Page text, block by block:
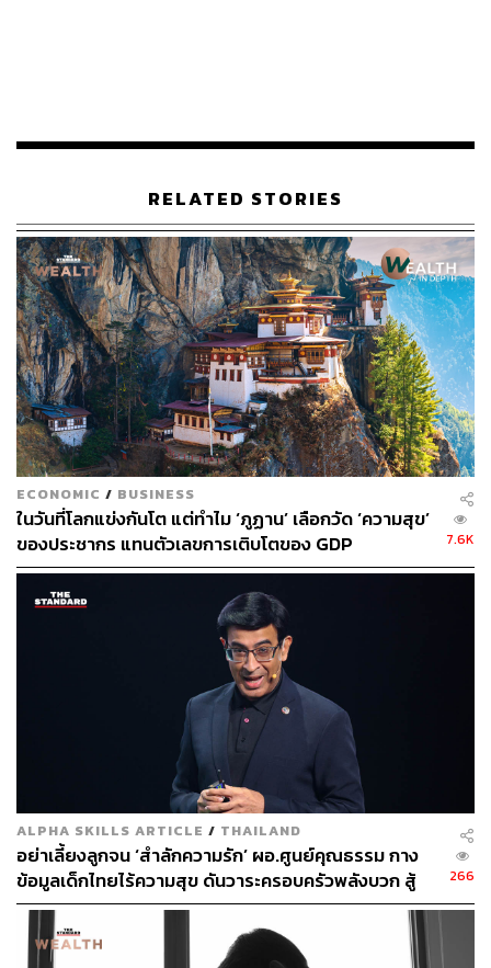
ข่าวที่เกี่ยวข้อง:
ตอนอายุ 20 ต้นๆ ผมไม่เชื่อในวันหยุดและพักร้อน แต่ ‘ว
อร์เรน บัฟเฟตต์’ เตือนเสมอ มีเงินก็ซื้อเวลาไม่ได้ ‘บิล เก
ตส์’ เผย อยากมีแรงทำงานไปอีกสัก 20-30 ปี
คอนเนกชัน ความสดใส และเวลา’ อ่าน 7 เรื่องราวผ่าน
ตัวตนที่ซ่อนอยู่ใน Taylor Swift ที่ทำให้ธุรกิจประสบคว
ามสำเร็จระดับโลก
ทำไม ‘Gen Z’ ทุ่มไปกับการซื้อของแบรนด์เนม มองกา
รซื้อบ้านสักหลังและออมเกษียณเป็นเรื่องยากและไกลเ
กินฝัน?
7 อาชีพเสริมสุดปัง ไม่ต้องใช้วุฒิการศึกษา อยู่มุมไหนข
องโลกก็สามารถทำได้ อัปค่าตัวสูง 300 ดอลลาร์ต่อชั่ว
โมง
ไม่มีใครสมบูรณ์แบบ อย่าลดมาตรฐาน
หากคุณรู้สึกถูกครอบงำด้วยความสมบูรณ์แบบ อย่ากังวลกับ
การลดมาตรฐานของคุณ แต่ให้พยายามจัดการกับความวิตก
กังวลของคุณจะดีกว่า
ความน่านับถือ มาจากการสังเกตของผู้คนเสมอ
เราไม่สามารถได้รับความไว้วางใจและความชื่นชมจากคน
รอบข้างได้ในทันที หลายคนรู้สึกสับสนเมื่อความพยายาม
ของพวกเขาไม่ได้รับการยอมรับ แต่ปัญหาคือไม่มีใครรู้ว่า
คุณกำลังทำอะไรอยู่
RELATED STORIES
ECONOMIC / BUSINESS
ในวันที่โลกแข่งกันโต แต่ทำไม ‘ภูฏาน’ เลือกวัด ‘ความสุข’
ของประชากร แทนตัวเลขการเติบโตของ GDP
7.6K
ALPHA SKILLS ARTICLE / THAILAND
อย่าเลี้ยงลูกจน ‘สำลักความรัก’ ผอ.ศูนย์คุณธรรม กาง
ข้อมูลเด็กไทยไร้ความสุข ดันวาระครอบครัวพลังบวก สู้
โลกยุค AI
266